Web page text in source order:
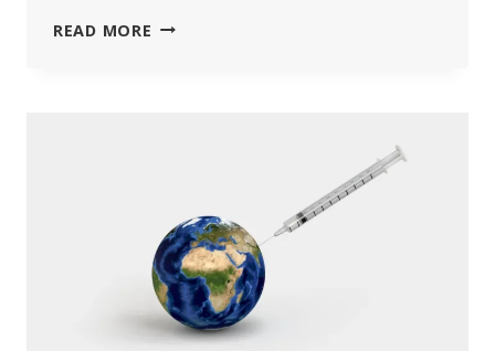
READ MORE SVETOVNA